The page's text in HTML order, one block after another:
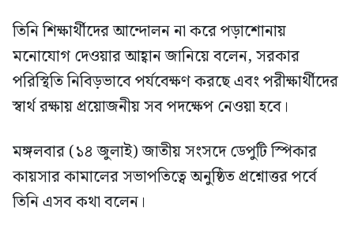
তিনি শিক্ষার্থীদের আন্দোলন না করে পড়াশোনায়
মনোযোগ দেওয়ার আহ্বান জানিয়ে বলেন, সরকার
পরিস্থিতি নিবিড়ভাবে পর্যবেক্ষণ করছে এবং পরীক্ষার্থীদের
স্বার্থ রক্ষায় প্রয়োজনীয় সব পদক্ষেপ নেওয়া হবে।
মঙ্গলবার (১৪ জুলাই) জাতীয় সংসদে ডেপুটি স্পিকার
কায়সার কামালের সভাপতিত্বে অনুষ্ঠিত প্রশ্নোত্তর পর্বে
তিনি এসব কথা বলেন।